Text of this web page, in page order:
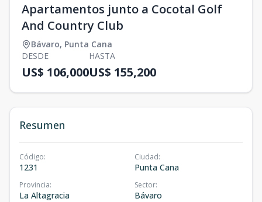
Apartamentos junto a Cocotal Golf
And Country Club
Bávaro, Punta Cana
DESDE
US$ 106,000
HASTA
US$ 155,200
Resumen
Código:
1231
Ciudad:
Punta Cana
Provincia:
La Altagracia
Sector:
Bávaro